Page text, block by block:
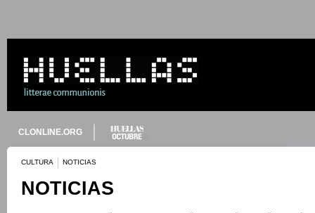
CLONLINE.ORG
CULTURA NOTICIAS
NOTICIAS